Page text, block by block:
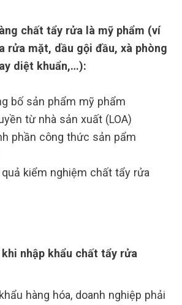
chất tẩy rửa là mỹ phẩm (ví
rửa mặt, dầu gội đầu, xà phòng
diệt khuẩn,…):
bố sản phẩm mỹ phẩm
từ nhà sản xuất (LOA)
phần công thức sản pẩm
kiểm nghiệm chất tẩy rửa
nhập khẩu chất tẩy rửa
hàng hóa, doanh nghiệp phải